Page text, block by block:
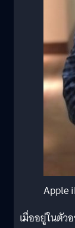
Apple
เมื่ออยู่ในตัว